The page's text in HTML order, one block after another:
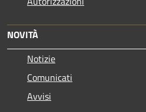
NOVITÀ
Notizie
Comunicati
Avvisi